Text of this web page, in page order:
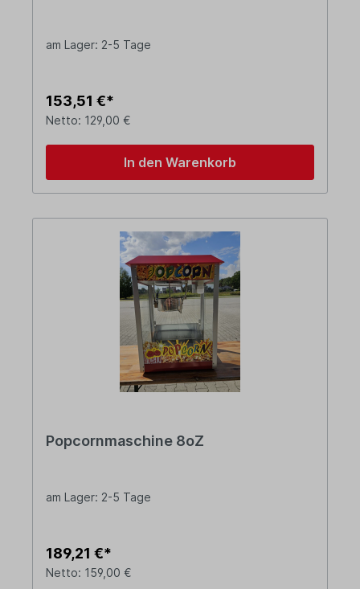
am Lager: 2-5 Tage
153,51 €*
Netto: 129,00 €
In den Warenkorb
Popcornmaschine 8oZ
am Lager: 2-5 Tage
189,21 €*
Netto: 159,00 €